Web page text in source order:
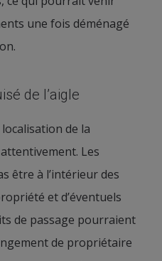
une fois déménagé
de l’aigle
de la
Les
être à l’intérieur des
et d’éventuels
de passage pourraient
de propriétaire